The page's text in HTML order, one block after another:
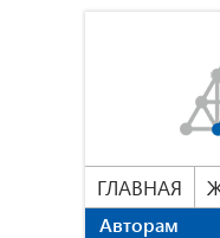
ГЛАВНАЯ
Авторам